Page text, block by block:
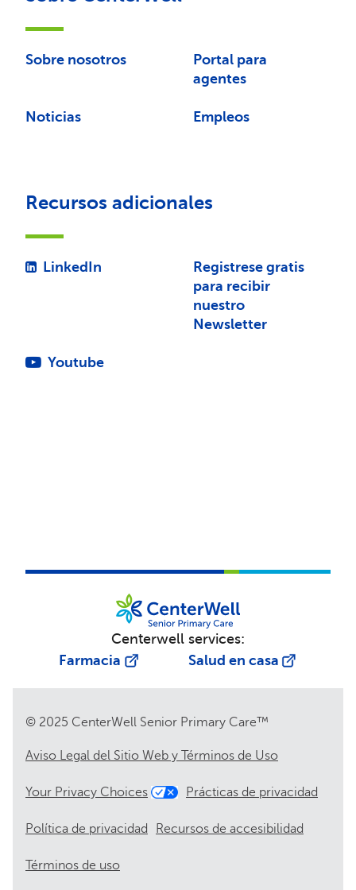
Sobre nosotros
Noticias
Portal para
agentes
Empleos
Recursos adicionales
LinkedIn
Youtube
Registrese gratis
para recibir
nuestro
Newsletter
Centerwell services:
Farmacia
Salud en casa
© 2025 CenterWell Senior Primary Care™
Aviso Legal del Sitio Web y Términos de Uso
Your Privacy Choices Prácticas de privacidad
Política de privacidad Recursos de accesibilidad
Términos de uso